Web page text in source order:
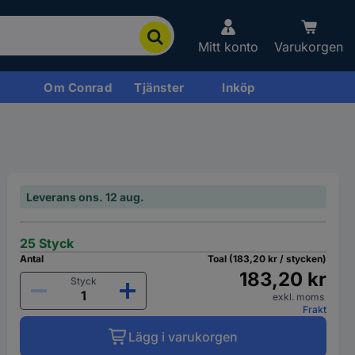
Mitt konto Varukorgen
Om Conrad Tjänster Inköp
Leverans ons. 12 aug.
25 Styck
Antal
Styck
Toal (183,20 kr / stycken)
183,20 kr
exkl. moms
Frakt
Lägg i varukorgen